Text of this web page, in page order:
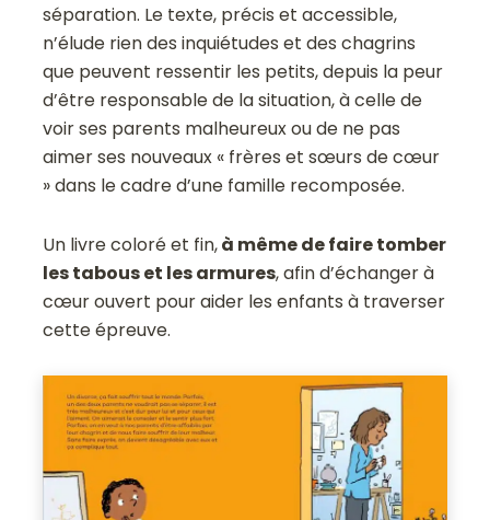
séparation. Le texte, précis et accessible,
n’élude rien des inquiétudes et des chagrins
que peuvent ressentir les petits, depuis la peur
d’être responsable de la situation, à celle de
voir ses parents malheureux ou de ne pas
aimer ses nouveaux « frères et sœurs de cœur
» dans le cadre d’une famille recomposée.
Un livre coloré et fin,à même de faire tomber
les tabous et les armures, afin d’échanger à
cœur ouvert pour aider les enfants à traverser
cette épreuve.